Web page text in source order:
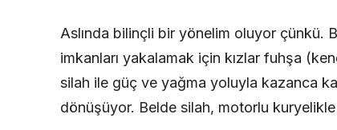
Aslında bilinçli bir yönelim oluyor çünkü.
imkanları yakalamak için kızlar fuhşa
silah ile güç ve yağma yoluyla kazanca
dönüşüyor. Belde silah, motorlu